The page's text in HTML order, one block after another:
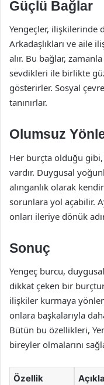
Güçlü Bağlar
Yengeçler, ilişkilerinde
Arkadaşlıkları ve aile
alır. Bu bağlar,
sevdikleri ile birlikte
gösterirler. Sosyal
tanınırlar.
Olumsuz
Her burçta olduğu
vardır. Duygusal
alınganlık olarak
sorunlara yol açabilir.
onları ileriye dönük
Sonuç
Yengeç burcu,
dikkat çeken bir
ilişkiler kurmaya
onlara başkalarıyla
Bütün bu özellikleri,
bireyler olmalarını
Özellik